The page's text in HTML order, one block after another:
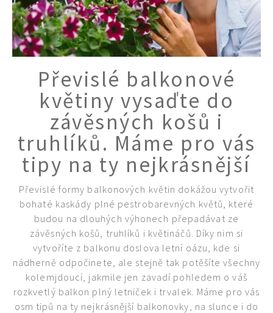
65 Kč
Objednat >
Naše krásná zahrada Speciál
Převislé balkonové
květiny vysaďte do
závěsných košů i
truhlíků. Máme pro vás
tipy na ty nejkrásnější
Převislé formy balkonových květin dokážou vytvořit
bohaté kaskády plné pestrobarevných květů, které
budou na dlouhých výhonech přepadávat ze
závěsných košů, truhlíků i květináčů. Díky nim si
vytvoříte z balkonu doslova letní oázu, kde si
nádherně odpočinete, ale stejně tak potěšíte všechny
kolemjdoucí, jakmile jen zavadí pohledem o váš
rozkvetlý balkon plný letniček i trvalek. Máme pro vás
osm tipů na ty nejkrásnější balkonovky, na slunce i do